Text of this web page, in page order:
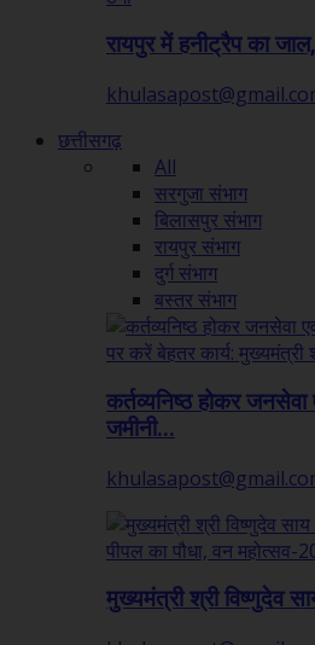
रायपुर में हनीट्रैप का
छत्तीसगढ़
All
सरगुजा संभाग
बिलासपुर संभाग
रायपुर संभाग
दुर्ग संभाग
बस्तर संभाग
कर्तव्यनिष्ठ होकर
जमीनी...
मुख्यमंत्री श्री विष्णुदेव